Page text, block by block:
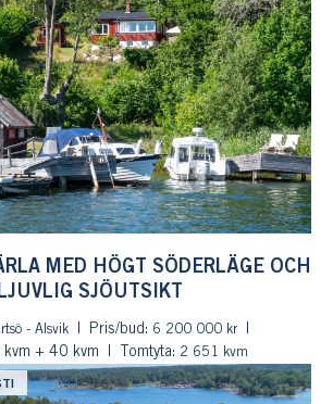
MED HÖGT SÖDERLÄGE OCH
LJUVLIG SJÖUTSIKT
- Alsvik Pris/bud: 6 200 000 kr
+ 40 kvm Tomtyta: 2 651 kvm